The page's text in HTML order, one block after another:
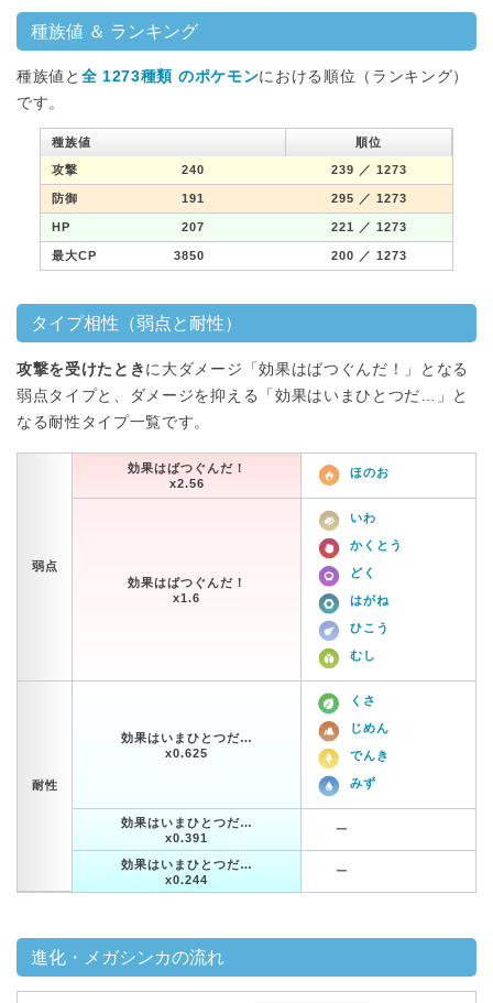
種族値 ＆ ランキング
種族値と 全 1273種類 のポケモンにおける順位（ランキング）
です。
種族値 順位
攻撃 240 239 ／ 1273
防御 191 295 ／ 1273
HP 207 221 ／ 1273
最大CP 3850 200 ／ 1273
タイプ相性（弱点と耐性）
攻撃を受けたとき に大ダメージ「効果はばつぐんだ！」となる
弱点タイプと、ダメージを抑える「効果はいまひとつだ…」と
なる耐性タイプ一覧です。
弱点
効果はばつぐんだ！
x2.56
ほのお
効果はばつぐんだ！
x1.6
いわ
かくとう
どく
はがね
ひこう
むし
耐性
効果はいまひとつだ…
x0.625
くさ
じめん
でんき
みず
効果はいまひとつだ…
x0.391
ー
効果はいまひとつだ…
x0.244
ー
進化・メガシンカの流れ